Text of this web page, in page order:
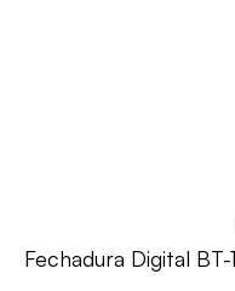
Fechadura Digital